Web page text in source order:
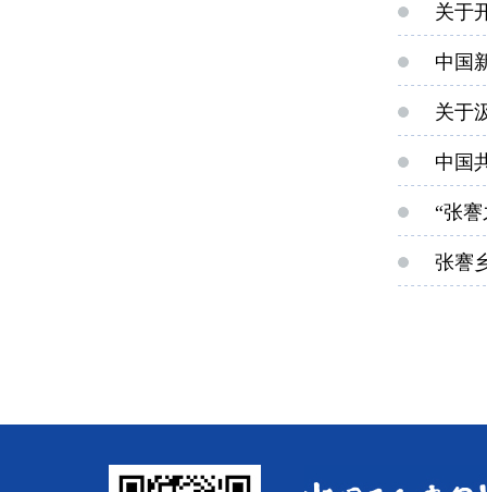
关于
中国
关于
中国
“张
张謇